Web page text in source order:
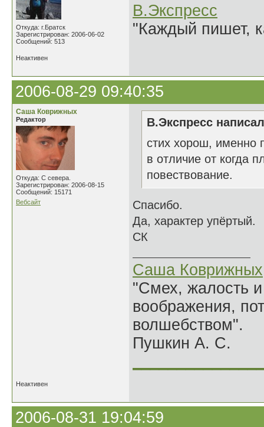
Откуда: г.Братск
Зарегистрирован: 2006-06-02
Сообщений: 513
В.Экспресс
"Каждый пишет,
Неактивен
2006-08-29 09:40:35
Саша Коврижных
Редактор
Откуда: С севера.
Зарегистрирован: 2006-08-15
Сообщений: 15171
Вебсайт
В.Экспресс
стих хорош, именно
в отличие от когда
повествование.
Спасибо.
Да, характер упёртый.
СК
Саша Коврижных
"Смех, жалость
воображения,
волшебством".
Пушкин А. С.
Неактивен
2006-08-31 19:04:59